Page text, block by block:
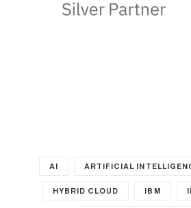
AI ARTIFICIAL
HYBRID CLOUD IBM